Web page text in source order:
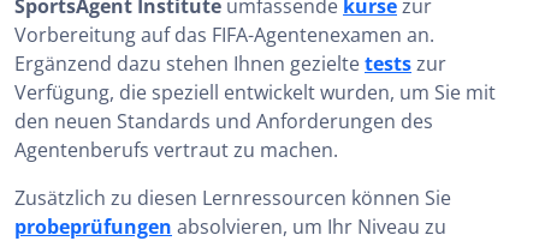
SportsAgent Institute umfassende kursezur
Vorbereitung auf das FIFA-Agentenexamen an.
Ergänzend dazu stehen Ihnen gezieltetestszur
Verfügung, die speziell entwickelt wurden, um Sie mit
den neuen Standards und Anforderungen des
Agentenberufs vertraut zu machen.
Zusätzlich zu diesen Lernressourcen können Sie
probeprüfungen absolvieren, um Ihr Niveau zu